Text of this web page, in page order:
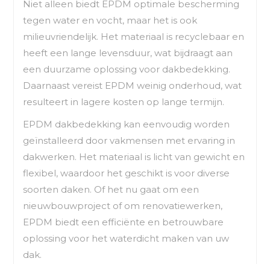
Niet alleen biedt EPDM optimale bescherming
tegen water en vocht, maar het is ook
milieuvriendelijk. Het materiaal is recyclebaar en
heeft een lange levensduur, wat bijdraagt aan
een duurzame oplossing voor dakbedekking.
Daarnaast vereist EPDM weinig onderhoud, wat
resulteert in lagere kosten op lange termijn.
EPDM dakbedekking kan eenvoudig worden
geïnstalleerd door vakmensen met ervaring in
dakwerken. Het materiaal is licht van gewicht en
flexibel, waardoor het geschikt is voor diverse
soorten daken. Of het nu gaat om een
nieuwbouwproject of om renovatiewerken,
EPDM biedt een efficiënte en betrouwbare
oplossing voor het waterdicht maken van uw
dak.